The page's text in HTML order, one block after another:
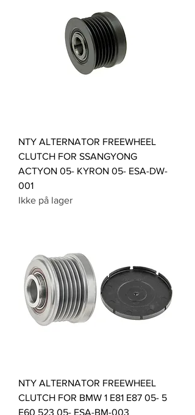
NTY ALTERNATOR FREEWHEEL
CLUTCH FOR SSANGYONG
ACTYON 05- KYRON 05- ESA-DW-
001
Ikke på lager
NTY ALTERNATOR FREEWHEEL
CLUTCH FOR BMW 1 E81 E87 05- 5
E60 523 05- ESA-BM-003